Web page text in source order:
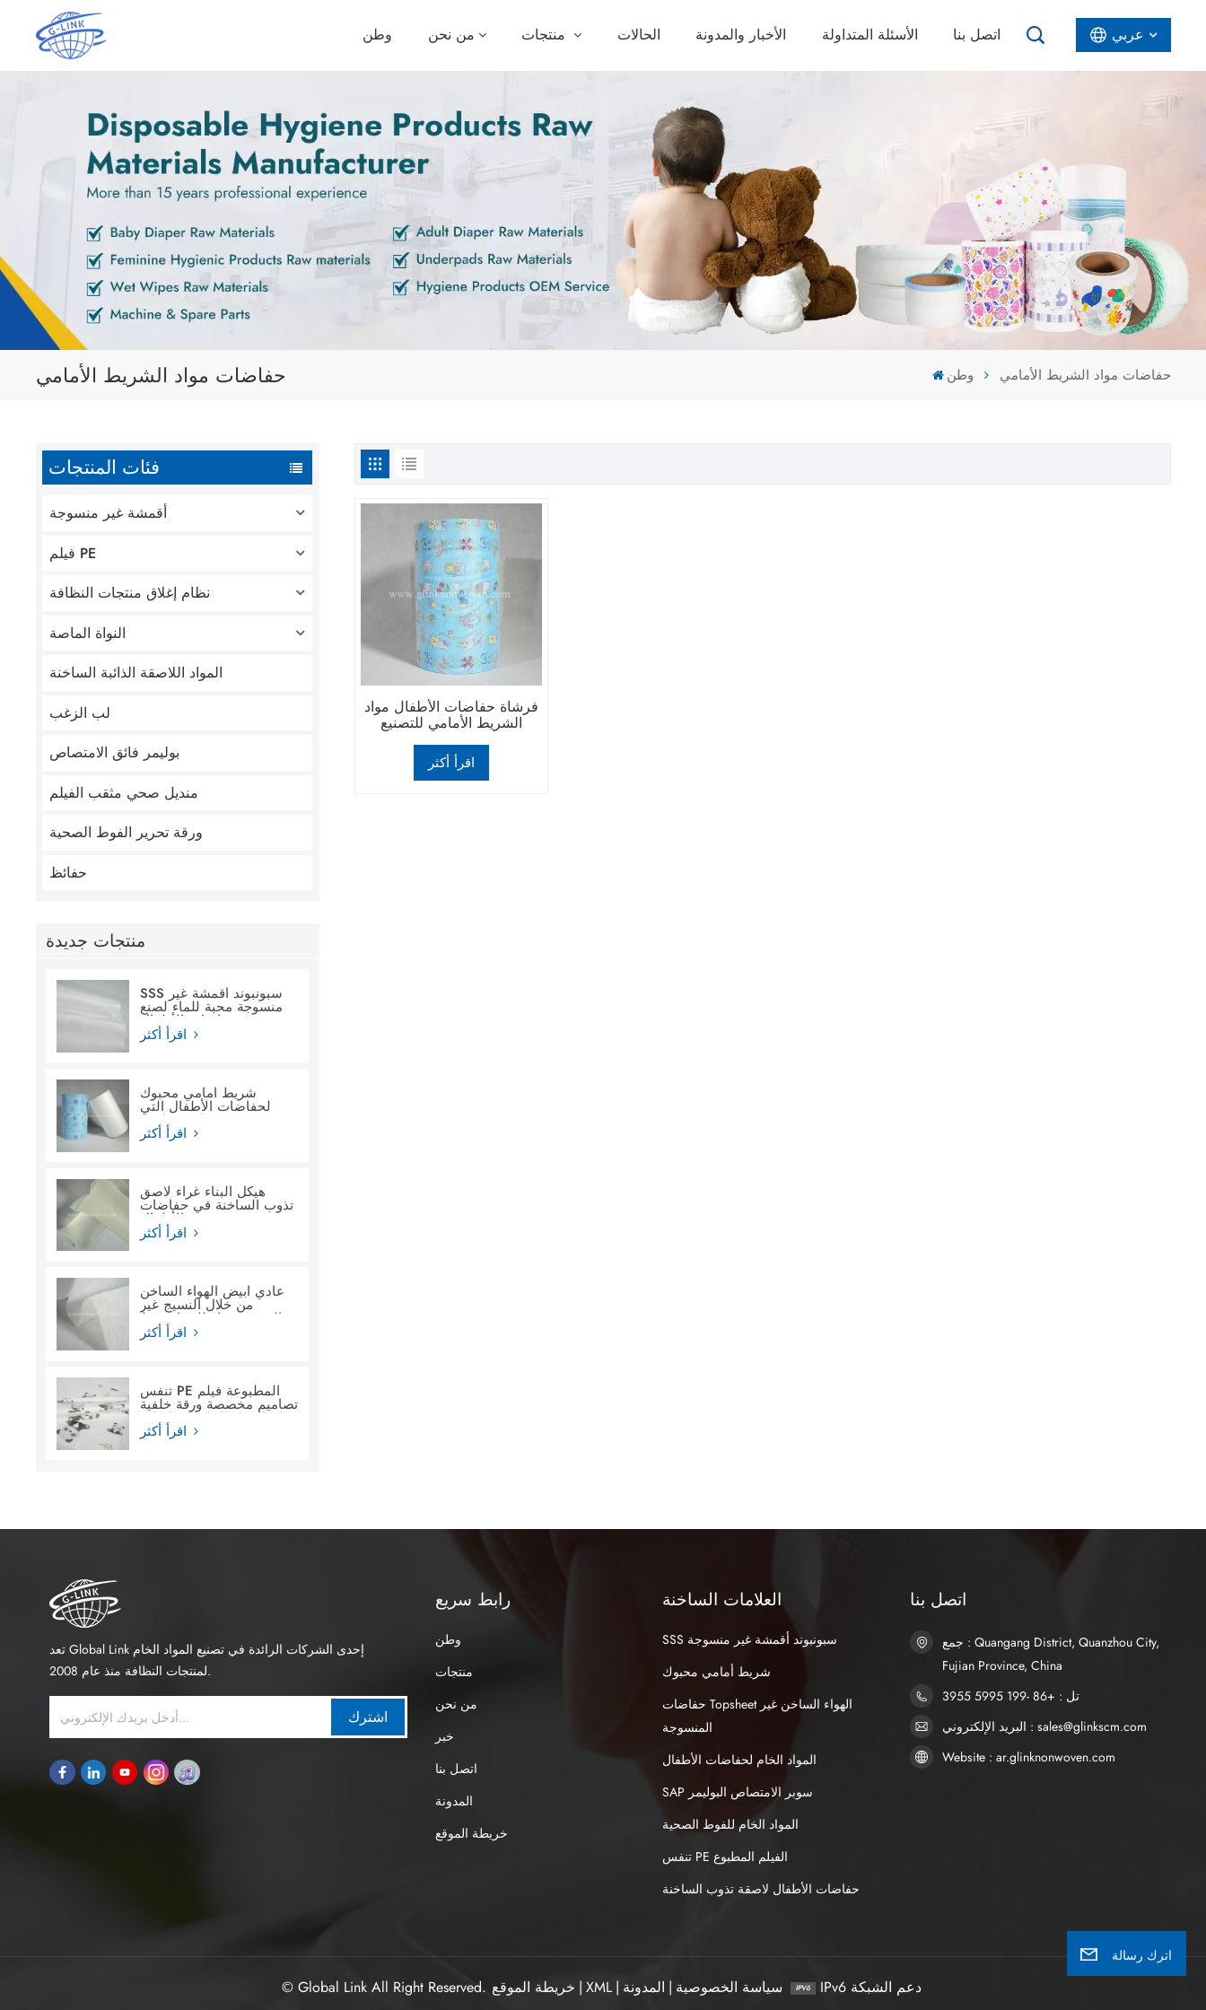
وطن من نحن الحالات الأخبار والمدونة الأسئلة المتداولة اتصل بنا عربي
عربي
حفاضات مواد الشريط الأمامي وطن حفاضات مواد الشريط الأمامي
فئات المنتجات
أقمشة غير منسوجة
فيلم PE
نظام إغلاق منتجات النظافة
النواة الماصة
المواد اللاصقة الذائبة الساخنة
لب الزغب
بوليمر فائق الامتصاص
منديل صحي مثقب الفيلم
ورقة تحرير الفوط الصحية
حفائظ
منتجات جديدة
SSS سبونبوند أقمشة غير
منسوجة محبة للماء لصنع
حفاضات الأطفال
شريط أمامي محبوك
لحفاضات الأطفال التي
تستخدم لمرة واحدة
هيكل البناء غراء لاصق
تذوب الساخنة في حفاضات
الأطفال
عادي أبيض الهواء الساخن
من خلال النسيج غير
المنسوج ماء للنساء فوط
صحية
تنفس PE المطبوعة فيلم
تصاميم مخصصة ورقة خلفية
فيلم المواد الخام لحفاضات
الأطفال
فرشاة حفاضات الأطفال مواد
الشريط الأمامي للتصنيع
اقرأ أكثر
تعد Global Link إحدى الشركات الرائدة في تصنيع المواد الخام
لمنتجات النظافة منذ عام 2008.
اشترك
رابط سريع
وطن
منتجات
من نحن
خبر
اتصل بنا
المدونة
خريطة الموقع
العلامات الساخنة
SSS سبونبوند أقمشة غير منسوجة
شريط أمامي محبوك
حفاضات Topsheet الهواء الساخن غير
المنسوجة
المواد الخام لحفاضات الأطفال
SAP سوبر الامتصاص البوليمر
المواد الخام للفوط الصحية
تنفس PE الفيلم المطبوع
حفاضات الأطفال لاصقة تذوب الساخنة
اتصل بنا
جمع : Quangang District, Quanzhou City,
Fujian Province, China
تل : +86 -199 5995 3955
البريد الإلكتروني : sales@glinkscm.com
Website : ar.glinknonwoven.com
© Global Link All Right Reserved. خريطة الموقع | XML | المدونة | سياسة الخصوصية IPv6 دعم الشبكة
اترك رسالة